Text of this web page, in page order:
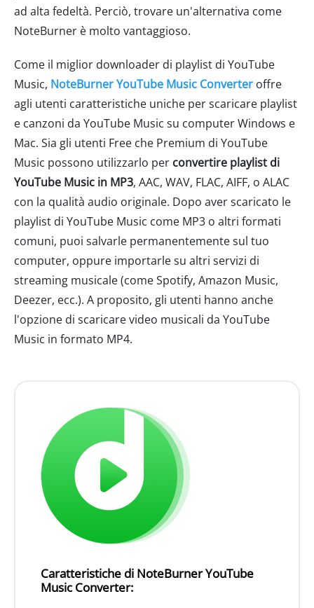
ad alta fedeltà. Perciò, trovare un'alternativa come
NoteBurner è molto vantaggioso.
Come il miglior downloader di playlist di YouTube
Music, NoteBurner YouTube Music Converter offre
agli utenti caratteristiche uniche per scaricare playlist
e canzoni da YouTube Music su computer Windows e
Mac. Sia gli utenti Free che Premium di YouTube
Music possono utilizzarlo per convertire playlist di
YouTube Music in MP3, AAC, WAV, FLAC, AIFF, o ALAC
con la qualità audio originale. Dopo aver scaricato le
playlist di YouTube Music come MP3 o altri formati
comuni, puoi salvarle permanentemente sul tuo
computer, oppure importarle su altri servizi di
streaming musicale (come Spotify, Amazon Music,
Deezer, ecc.). A proposito, gli utenti hanno anche
l'opzione di scaricare video musicali da YouTube
Music in formato MP4.
Caratteristiche di NoteBurner YouTube
Music Converter: